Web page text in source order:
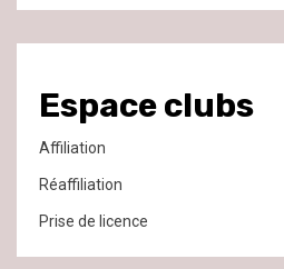
Espace clubs
Affiliation
Réaffiliation
Prise de licence